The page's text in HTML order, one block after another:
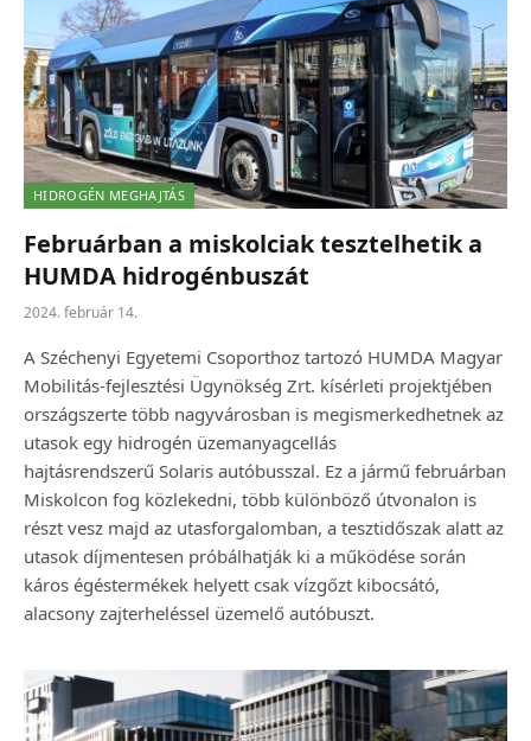
HIDROGÉN MEGHAJTÁS
Februárban a miskolciak tesztelhetik a
HUMDA hidrogénbuszát
2024. február 14.
A Széchenyi Egyetemi Csoporthoz tartozó HUMDA Magyar
Mobilitás-fejlesztési Ügynökség Zrt. kísérleti projektjében
országszerte több nagyvárosban is megismerkedhetnek az
utasok egy hidrogén üzemanyagcellás
hajtásrendszerű Solaris autóbusszal. Ez a jármű februárban
Miskolcon fog közlekedni, több különböző útvonalon is
részt vesz majd az utasforgalomban, a tesztidőszak alatt az
utasok díjmentesen próbálhatják ki a működése során
káros égéstermékek helyett csak vízgőzt kibocsátó,
alacsony zajterheléssel üzemelő autóbuszt.